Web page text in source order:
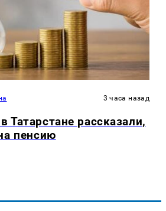
3 часа назад
Татарстане рассказали,
пенсию